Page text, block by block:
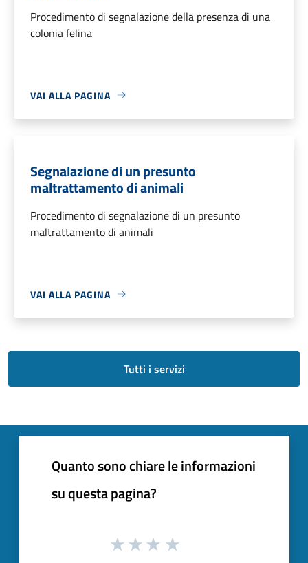
Procedimento di segnalazione della presenza di una
colonia felina
VAI ALLA PAGINA
Segnalazione di un presunto
maltrattamento di animali
Procedimento di segnalazione di un presunto
maltrattamento di animali
VAI ALLA PAGINA
Tutti i servizi
Quanto sono chiare le informazioni
su questa pagina?